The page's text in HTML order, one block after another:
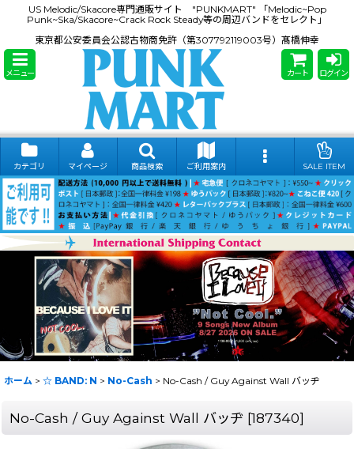
US Melodic/Skacore専門通販サイト "PUNKMART" 「Melodic~Pop
Punk~Ska/Skacore~Crack Rock Steady等の周辺バンドをセレクト」
東京都公安委員会公認古物商免許（第307792119003号）髙橋伸幸
メニュー カート ログイン
カテゴリ マイページ 商品検索 ご利用案内 SALE ITEM
ホーム > ☆ BAND: N > No-Cash > No-Cash / Guy Against Wall バッヂ
No-Cash / Guy Against Wall バッヂ [187340]